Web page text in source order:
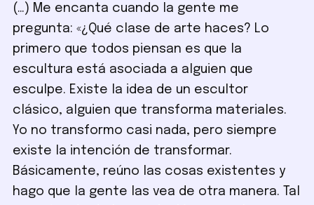
(…) Me encanta cuando la gente me
pregunta: «¿Qué clase de arte haces? Lo
primero que todos piensan es que la
escultura está asociada a alguien que
esculpe. Existe la idea de un escultor
clásico, alguien que transforma materiales.
Yo no transformo casi nada, pero siempre
existe la intención de transformar.
Básicamente, reúno las cosas existentes y
hago que la gente las vea de otra manera. Tal